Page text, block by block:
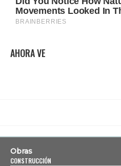
AHORA VE
Obras
CONSTRUCCIÓN